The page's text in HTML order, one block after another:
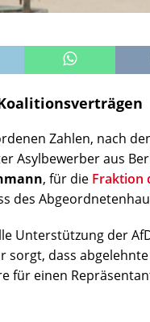
Zahlen, nach
Asylbewerber aus
, für die Fraktion
des
Unterstützung der
sorgt, dass
für einen